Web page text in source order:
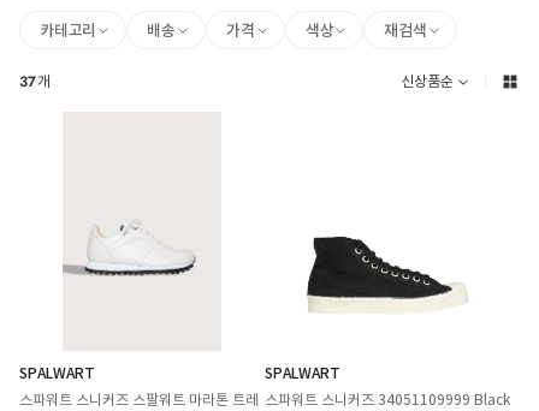
카테고리 배송 가격 색상 재검색
37개 신상품순
SPALWART
스파워트 스니커즈 스팔워트 마라톤 트레
SPALWART
스파워트 스니커즈 34051109999 Black